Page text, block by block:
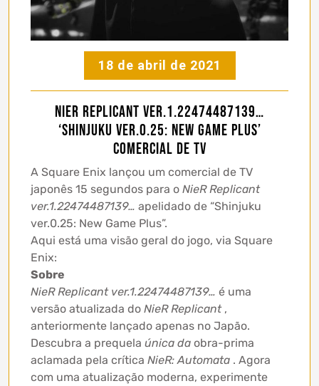
18 de abril de 2021
NieR Replicant ver.1.22474487139…
‘Shinjuku ver.0.25: New Game Plus’
comercial de TV
A Square Enix lançou um comercial de TV
japonês 15 segundos para o NieR Replicant
ver.1.22474487139… apelidado de “Shinjuku
ver.0.25: New Game Plus”.
Aqui está uma visão geral do jogo, via Square
Enix:
Sobre
NieR Replicant ver.1.22474487139… é uma
versão atualizada do NieR Replicant,
anteriormente lançado apenas no Japão.
Descubra a prequela única da obra-prima
aclamada pela crítica NieR: Automata . Agora
com uma atualização moderna, experimente